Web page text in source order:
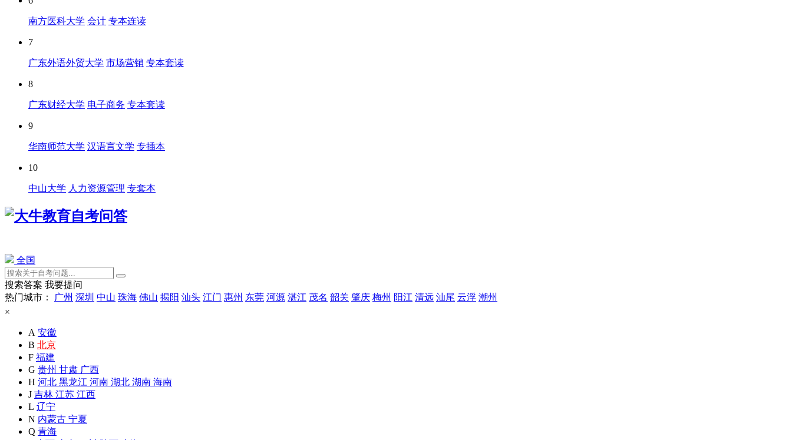
南方医科大学 会计 专本连读
7
广东外语外贸大学 市场营销 专本套读
8
广东财经大学 电子商务 专本套读
9
华南师范大学 汉语言文学 专插本
10
中山大学 人力资源管理 专套本
全国
搜索答案 我要提问
热门城市：
广州 深圳 中山 珠海 佛山 揭阳 汕头 江门 惠州 东莞 河源 湛江 茂名 韶关 肇庆 梅州 阳江 清远 汕尾 云浮 潮州
×
A 安徽
B 北京
F 福建
G 贵州 甘肃 广西
H 河北 黑龙江 河南 湖北 湖南 海南
J 吉林 江苏 江西
L 辽宁
N 内蒙古 宁夏
Q 青海